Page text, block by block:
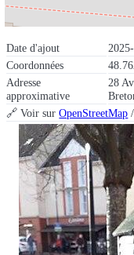
Date d'ajout
Coordonnées
Adresse
approximative
28
🔗 Voir surOpenStreetMap